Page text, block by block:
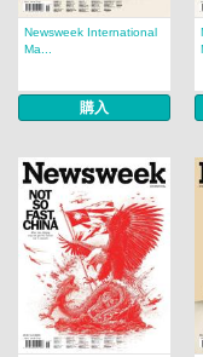
Newsweek International
Ma...
購入